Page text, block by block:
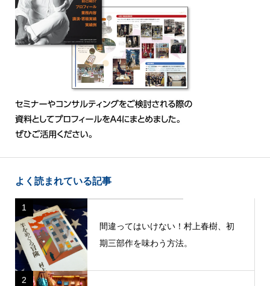
よく読まれている記事
1
間違ってはいけない！村上春樹、初
期三部作を味わう方法。
2